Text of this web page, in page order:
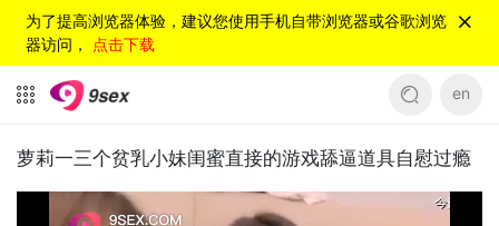
为了提高浏览器体验，建议您使用手机自带浏览器或谷歌浏览
器访问， 点击下载
en
萝莉一三个贫乳小妹闺蜜直接的游戏舔逼道具自慰过瘾